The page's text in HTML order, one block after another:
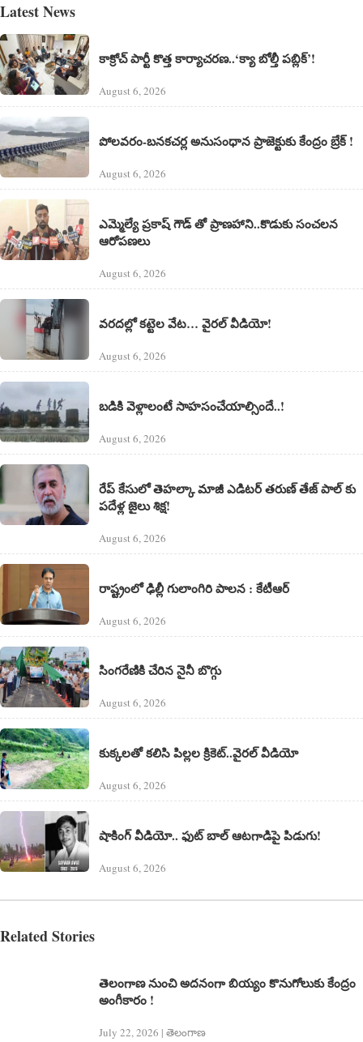
Latest News
కాక్రోచ్ పార్టీ కొత్త కార్యాచరణ..‘క్యా బోల్తీ పబ్లిక్’!
August 6, 2026
పోలవరం-బనకచర్ల అనుసంధాన ప్రాజెక్టుకు కేంద్రం బ్రేక్ !
August 6, 2026
ఎమ్మెల్యే ప్రకాష్ గౌడ్ తో ప్రాణహాని..కొడుకు సంచలన
ఆరోపణలు
August 6, 2026
వరదల్లో కట్టెల వేట… వైరల్ వీడియో!
August 6, 2026
బడికి వెళ్లాలంటే సాహసంచేయాల్సిందే..!
August 6, 2026
రేప్ కేసులో తెహల్కా మాజీ ఎడిటర్ తరుణ్ తేజ్ పాల్ కు
పదేళ్ల జైలు శిక్ష!
August 6, 2026
రాష్ట్రంలో ఢిల్లీ గులాంగిరి పాలన : కేటీఆర్
August 6, 2026
సింగరేణికి చేరిన నైనీ బొగ్గు
August 6, 2026
కుక్కలతో కలిసి పిల్లల క్రికెట్..వైరల్ వీడియో
August 6, 2026
షాకింగ్ వీడియో.. ఫుట్ బాల్ ఆటగాడిపై పిడుగు!
August 6, 2026
Related Stories
తెలంగాణ నుంచి అదనంగా బియ్యం కొనుగోలుకు కేంద్రం
అంగీకారం !
July 22, 2026 | తెలంగాణ‌